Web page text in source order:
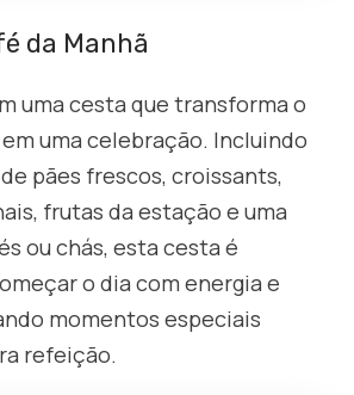
da Manhã
uma cesta que transforma o
uma celebração. Incluindo
pães frescos, croissants,
frutas da estação e uma
ou chás, esta cesta é
o dia com energia e
momentos especiais
refeição.